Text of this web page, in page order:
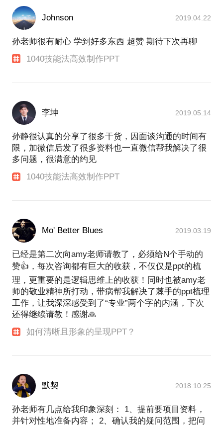
Johnson 2019.04.22
孙老师很有耐心 学到好多东西 超赞 期待下次再聊
1040技能法高效制作PPT
李坤 2019.05.14
孙静很认真的分享了很多干货，因面谈沟通的时间有
限，加微信后发了很多资料也一直微信帮我解决了很
多问题，很满意的约见
1040技能法高效制作PPT
Mo' Better Blues 2019.03.19
已经是第二次向amy老师请教了，必须给N个手动的
赞👍，每次咨询都有巨大的收获，不仅仅是ppt的梳
理，更重要的是逻辑思维上的收获！同时也被amy老
师的敬业精神所打动，带病帮我解决了棘手的ppt梳理
工作，让我深深感受到了“专业”两个字的内涵，下次
还得继续请教！感谢🙏
如何清晰且形象的呈现PPT？
默契 2018.10.25
孙老师有几点给我印象深刻： 1、提前要项目资料，
并针对性地准备内容； 2、确认我的疑问范围，把问